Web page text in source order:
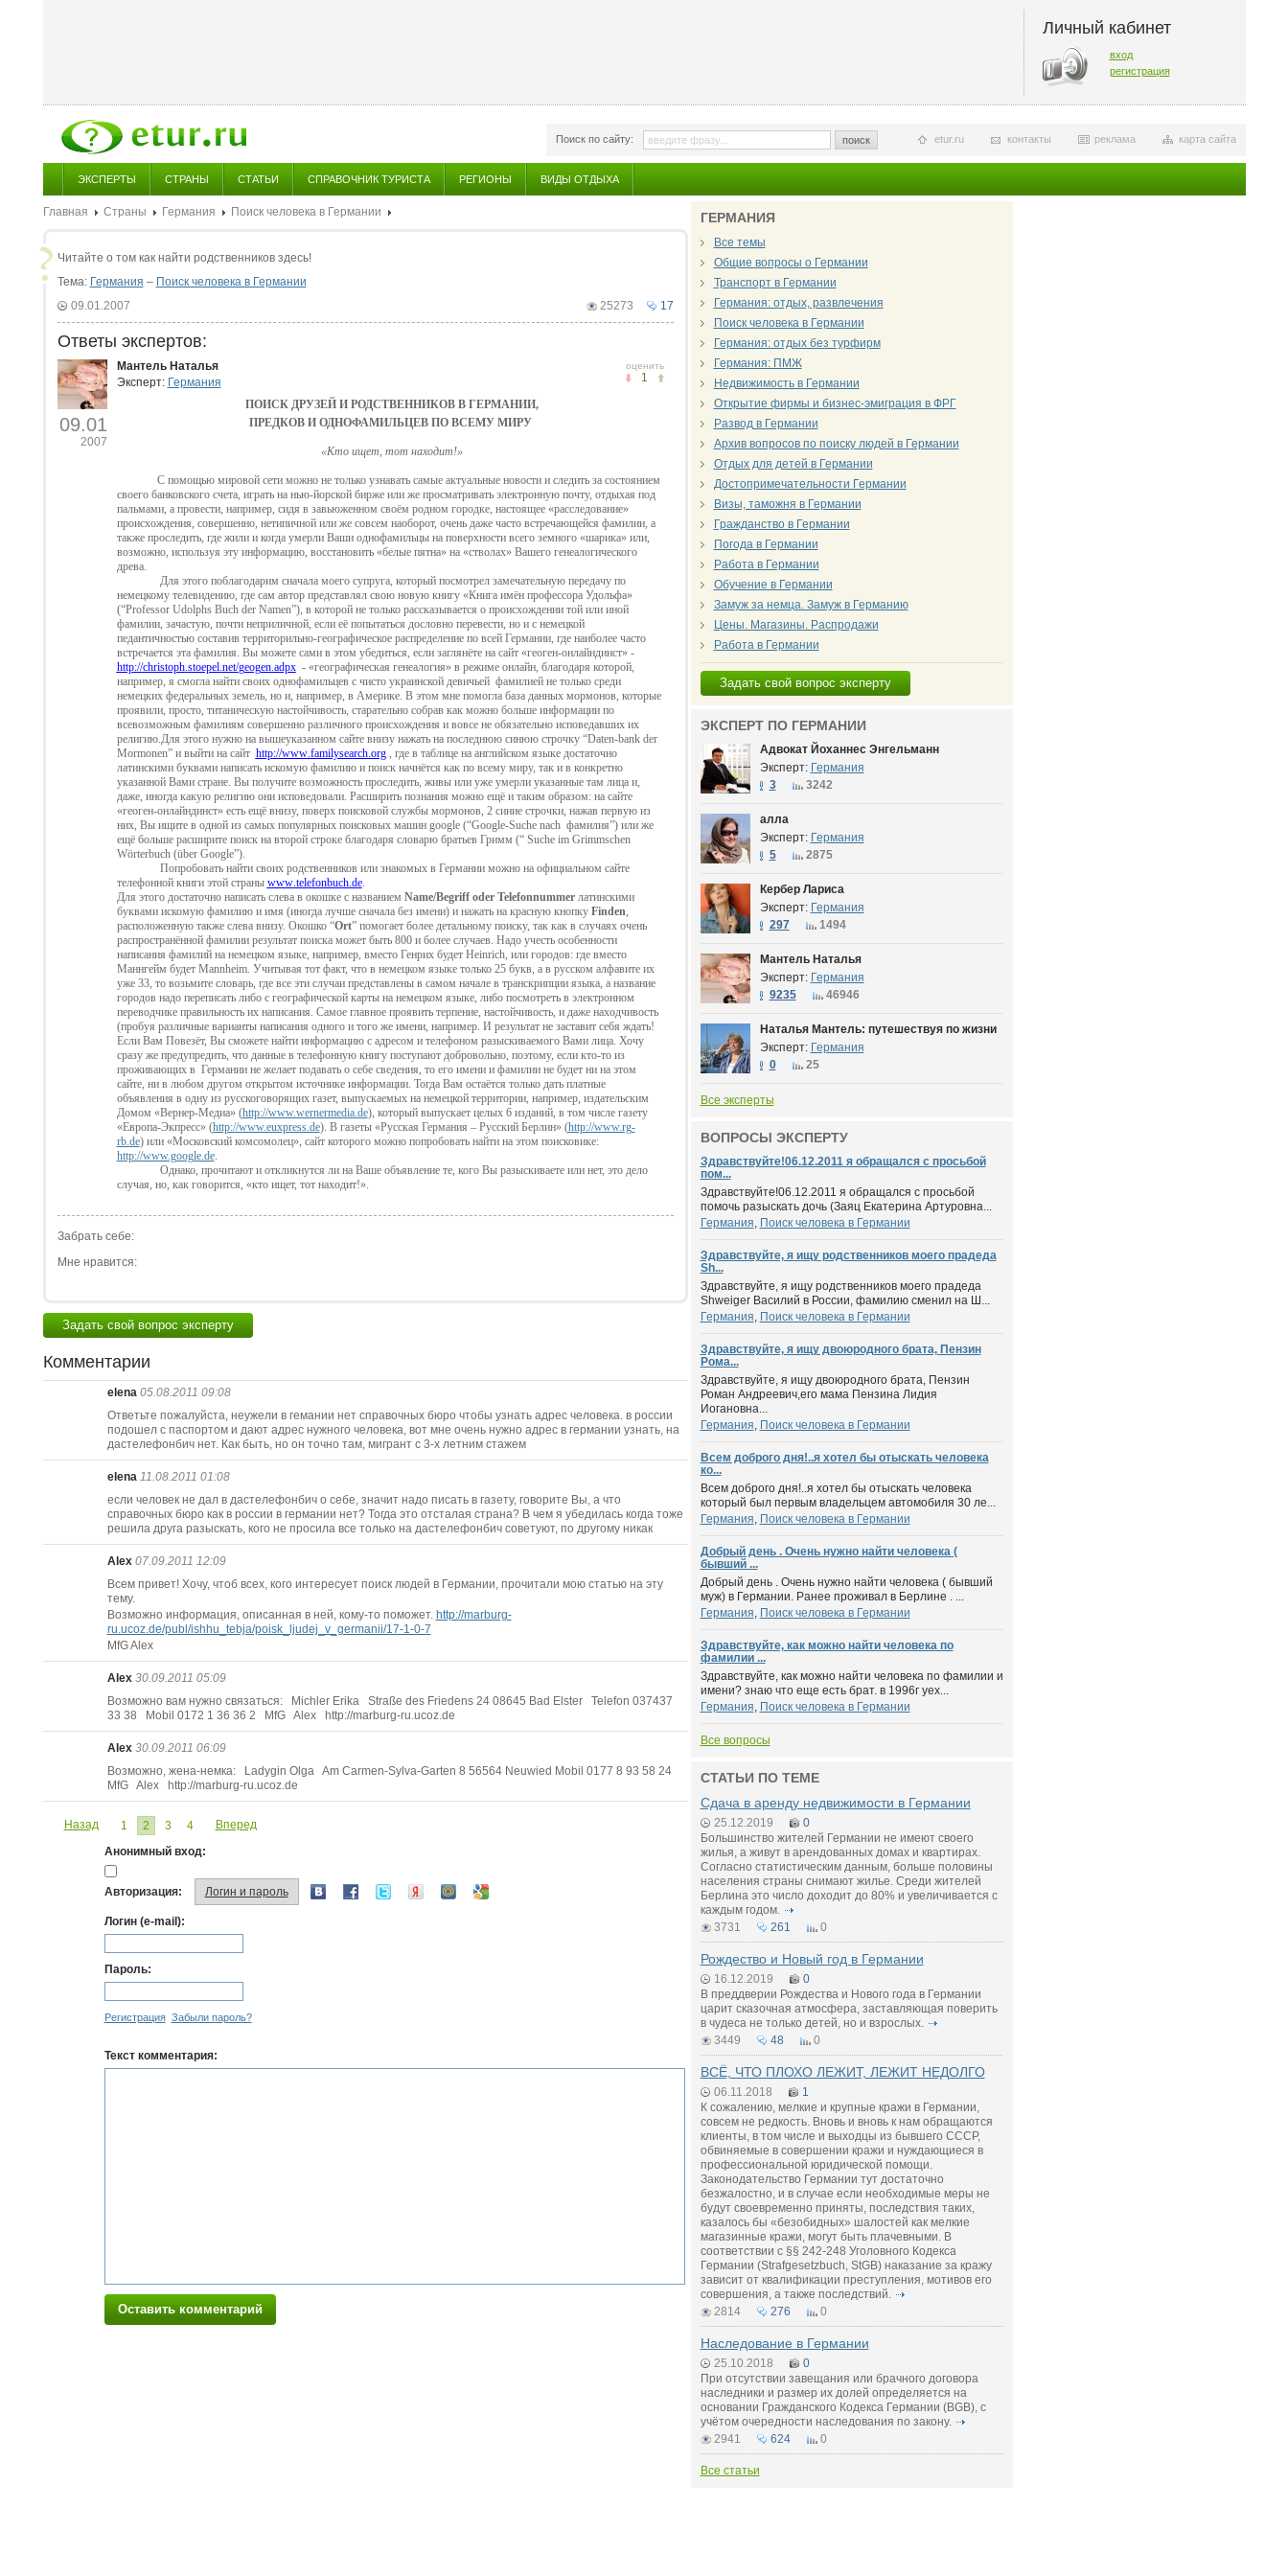
Личный кабинет
вход
регистрация
Поиск по сайту: поиск карта сайта
реклама
контакты
etur.ru
ЭКСПЕРТЫ СТРАНЫ СТАТЬИ СПРАВОЧНИК ТУРИСТА РЕГИОНЫ ВИДЫ ОТДЫХА
Главная Страны Германия Поиск человека в Германии
Читайте о том как найти родственников здесь!
Тема: Германия – Поиск человека в Германии
17
25273
09.01.2007
Ответы экспертов:
09.01
2007
оценить
1
Мантель Наталья
Эксперт: Германия
ПОИСК ДРУЗЕЙ И РОДСТВЕННИКОВ В ГЕРМАНИИ,
ПРЕДКОВ И ОДНОФАМИЛЬЦЕВ ПО ВСЕМУ МИРУ
«Кто ищет, тот находит!»
С помощью мировой сети можно не только узнавать самые актуальные новости и следить за состоянием
своего банковского счета, играть на нью-йорской бирже или же просматривать электронную почту, отдыхая под
пальмами, а провести, например, сидя в завьюженном своём родном городке, настоящее «расследование»
происхождения, совершенно, нетипичной или же совсем наоборот, очень даже часто встречающейся фамилии, а
также проследить, где жили и когда умерли Ваши однофамильцы на поверхности всего земного «шарика» или,
возможно, используя эту информацию, восстановить «белые пятна» на «стволах» Вашего генеалогического
древа.
Для этого поблагодарим сначала моего супруга, который посмотрел замечательную передачу по
немецкому телевидению, где сам автор представлял свою новую книгу «Книга имён профессора Удольфа»
(“Professor Udolphs Buch der Namen”), в которой не только рассказывается о происхождении той или иной
фамилии, зачастую, почти неприличной, если её попытаться дословно перевести, но и с немецкой
педантичностью составив территорильно-географическое распределение по всей Германии, где наиболее часто
встречается эта фамилия. Вы можете сами в этом убедиться, если заглянёте на сайт «геоген-онлайндинст» -
http://christoph.stoepel.net/geogen.adpx - «географическая генеалогия» в режиме онлайн, благодаря которой,
например, я смогла найти своих однофамильцев с чисто украинской девичьей фамилией не только среди
немецких федеральных земель, но и, например, в Америке. В этом мне помогла база данных мормонов, которые
проявили, просто, титаническую настойчивость, старательно собрав как можно больше информации по
всевозможным фамилиям совершенно различного происхождения и вовсе не обязательно исповедавших их
религию.Для этого нужно на вышеуказанном сайте внизу нажать на последнюю синюю строчку “Daten-bank der
Mormonen” и выйти на сайт http://www.familysearch.org , где в таблице на английском языке достаточно
латинскими буквами написать искомую фамилию и поиск начнётся как по всему миру, так и в конкретно
указанной Вами стране. Вы получите возможность проследить, живы или уже умерли указанные там лица и,
даже, иногда какую религию они исповедовали. Расширить познания можно ещё и таким образом: на сайте
«геоген-онлайндинст» есть ещё внизу, поверх поисковой службы мормонов, 2 синие строчки, нажав первую из
них, Вы ищите в одной из самых популярных поисковых машин google(“Google-Suche nach фамилия”) или же
ещё больше расширите поиск на второй строке благодаря словарю братьев Гримм (“ Suche im Grimmschen
Wörterbuch (über Google”).
Попробовать найти своих родственников или знакомых в Германии можно на официальном сайте
телефонной книги этой страны www.telefonbuch.de.
Для этого достаточно написать слева в окошке с названием Name/Begriff oder Telefonnummer латинскими
буквами искомую фамилию и имя (иногда лучше сначала без имени) и нажать на красную кнопку Finden,
расположенную также слева внизу. Окошко “Ort” помогает более детальному поиску, так как в случаях очень
распространённой фамилии результат поиска может быть 800 и более случаев. Надо учесть особенности
написания фамилий на немецком языке, например, вместо Генрих будет Heinrich, или городов: где вместо
Маннгейм будет Mannheim. Учитывая тот факт, что в немецком языке только 25 букв, а в русском алфавите их
уже 33, то возьмите словарь, где все эти случаи представлены в самом начале в транскрипции языка, а название
городов надо переписать либо с географической карты на немецком языке, либо посмотреть в электронном
переводчике правильность их написания. Самое главное проявить терпение, настойчивость, и даже находчивость
(пробуя различные варианты написания одного и того же имени, например. И результат не заставит себя ждать!
Если Вам Повезёт, Вы сможете найти информацию с адресом и телефоном разыскиваемого Вами лица. Хочу
сразу же предупредить, что данные в телефонную книгу поступают добровольно, поэтому, если кто-то из
проживающих в Германии не желает подавать о себе сведения, то его имени и фамилии не будет ни на этом
сайте, ни в любом другом открытом источнике информации. Тогда Вам остаётся только дать платные
объявления в одну из русскоговорящих газет, выпускаемых на немецкой территории, например, издательским
Домом «Вернер-Медиа» (http://www.wernermedia.de), который выпускает целых 6 изданий, в том числе газету
«Eвропа-Экпресс» (http://www.euxpress.de). В газеты «Русская Германия – Русский Берлин» (http://www.rg-
rb.de) или «Московский комсомолец», сайт которого можно попробовать найти на этом поисковике:
http://www.google.de.
Однако, прочитают и откликнутся ли на Ваше объявление те, кого Вы разыскиваете или нет, это дело
случая, но, как говорится, «кто ищет, тот находит!».
Забрать себе:
Мне нравится:
Задать свой вопрос эксперту
Комментарии
elena 05.08.2011 09:08
Ответьте пожалуйста, неужели в гемании нет справочных бюро чтобы узнать адрес человека. в россии
подошел с паспортом и дают адрес нужного человека, вот мне очень нужно адрес в германии узнать, на
дастелефонбич нет. Как быть, но он точно там, мигрант с 3-х летним стажем
elena 11.08.2011 01:08
если человек не дал в дастелефонбич о себе, значит надо писать в газету, говорите Вы, а что
справочных бюро как в россии в германии нет? Тогда это отсталая страна? В чем я убедилась когда тоже
решила друга разыскать, кого не просила все только на дастелефонбич советуют, по другому никак
Alex 07.09.2011 12:09
Всем привет! Хочу, чтоб всех, кого интересует поиск людей в Германии, прочитали мою статью на эту
тему.
Возможно информация, описанная в ней, кому-то поможет. http://marburg-
ru.ucoz.de/publ/ishhu_tebja/poisk_ljudej_v_germanii/17-1-0-7
MfG Alex
Alex 30.09.2011 05:09
Возможно вам нужно связаться: Michler Erika Straße des Friedens 24 08645 Bad Elster Telefon 037437
33 38 Mobil 0172 1 36 36 2 MfG Alex http://marburg-ru.ucoz.de
Alex 30.09.2011 06:09
Возможно, жена-немка: Ladygin Olga Am Carmen-Sylva-Garten 8 56564 Neuwied Mobil 0177 8 93 58 24
MfG Alex http://marburg-ru.ucoz.de
Назад 1 2 3 4
Вперед
Анонимный вход:
Авторизация: Логин и пароль
Логин (e-mail):
Пароль:
Регистрация Забыли пароль?
Текст комментария:
Оставить комментарий
ГЕРМАНИЯ
Все темы
Общие вопросы о Германии
Транспорт в Германии
Германия: отдых, развлечения
Поиск человека в Германии
Германия: отдых без турфирм
Германия: ПМЖ
Недвижимость в Германии
Открытие фирмы и бизнес-эмиграция в ФРГ
Развод в Германии
Архив вопросов по поиску людей в Германии
Отдых для детей в Германии
Достопримечательности Германии
Визы, таможня в Германии
Гражданство в Германии
Погода в Германии
Работа в Германии
Обучение в Германии
Замуж за немца. Замуж в Германию
Цены. Магазины. Распродажи
Работа в Германии
Задать свой вопрос эксперту
ЭКСПЕРТ ПО ГЕРМАНИИ
Адвокат Йоханнес Энгельманн
Эксперт: Германия
3
3242
алла
Эксперт: Германия
5
2875
Кербер Лариса
Эксперт: Германия
297
1494
Мантель Наталья
Эксперт: Германия
9235
46946
Наталья Мантель: путешествуя по жизни
Эксперт: Германия
0
25
Все эксперты
ВОПРОСЫ ЭКСПЕРТУ
Здравствуйте!06.12.2011 я обращался с просьбой
пом...
Здравствуйте!06.12.2011 я обращался с просьбой
помочь разыскать дочь (Заяц Екатерина Артуровна...
Германия, Поиск человека в Германии
Здравствуйте, я ищу родственников моего прадеда
Sh...
Здравствуйте, я ищу родственников моего прадеда
Shweiger Василий в России, фамилию сменил на Ш...
Германия, Поиск человека в Германии
Здравствуйте, я ищу двоюродного брата, Пензин
Рома...
Здравствуйте, я ищу двоюродного брата, Пензин
Роман Андреевич,его мама Пензина Лидия
Иогановна...
Германия, Поиск человека в Германии
Всем доброго дня!..я хотел бы отыскать человека
ко...
Всем доброго дня!..я хотел бы отыскать человека
который был первым владельцем автомобиля 30 ле...
Германия, Поиск человека в Германии
Добрый день . Очень нужно найти человека (
бывший ...
Добрый день . Очень нужно найти человека ( бывший
муж) в Германии. Ранее проживал в Берлине . ...
Германия, Поиск человека в Германии
Здравствуйте, как можно найти человека по
фамилии ...
Здравствуйте, как можно найти человека по фамилии и
имени? знаю что еще есть брат. в 1996г уех...
Германия, Поиск человека в Германии
Все вопросы
СТАТЬИ ПО ТЕМЕ
Сдача в аренду недвижимости в Германии
25.12.2019
0
Большинство жителей Германии не имеют своего
жилья, а живут в арендованных домах и квартирах.
Согласно статистическим данным, больше половины
населения страны снимают жилье. Среди жителей
Берлина это число доходит до 80% и увеличивается с
каждым годом.
3731
261 0
Рождество и Новый год в Германии
16.12.2019
0
В преддверии Рождества и Нового года в Германии
царит сказочная атмосфера, заставляющая поверить
в чудеса не только детей, но и взрослых.
3449
48 0
ВСЁ, ЧТО ПЛОХО ЛЕЖИТ, ЛЕЖИТ НЕДОЛГО
06.11.2018
1
К сожалению, мелкие и крупные кражи в Германии,
совсем не редкость. Вновь и вновь к нам обращаются
клиенты, в том числе и выходцы из бывшего СССР,
обвиняемые в совершении кражи и нуждающиеся в
профессиональной юридической помощи.
Законодательство Германии тут достаточно
безжалостно, и в случае если необходимые меры не
будут своевременно приняты, последствия таких,
казалось бы «безобидных» шалостей как мелкие
магазинные кражи, могут быть плачевными. В
соответствии с §§ 242-248 Уголовного Кодекса
Германии (Strafgesetzbuch, StGB) наказание за кражу
зависит от квалификации преступления, мотивов его
совершения, а также последствий.
2814
276 0
Наследование в Германии
25.10.2018
0
При отсутствии завещания или брачного договора
наследники и размер их долей определяется на
основании Гражданского Кодекса Германии (BGB), с
учётом очередности наследования по закону.
2941
624 0
Все статьи